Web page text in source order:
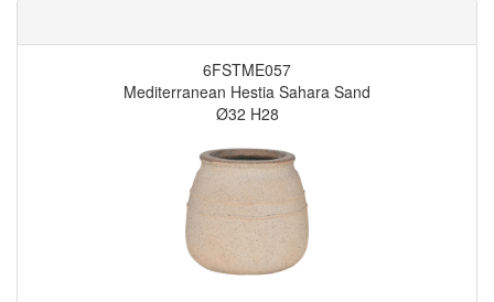
6FSTME057
Mediterranean Hestia Sahara Sand
Ø32 H28